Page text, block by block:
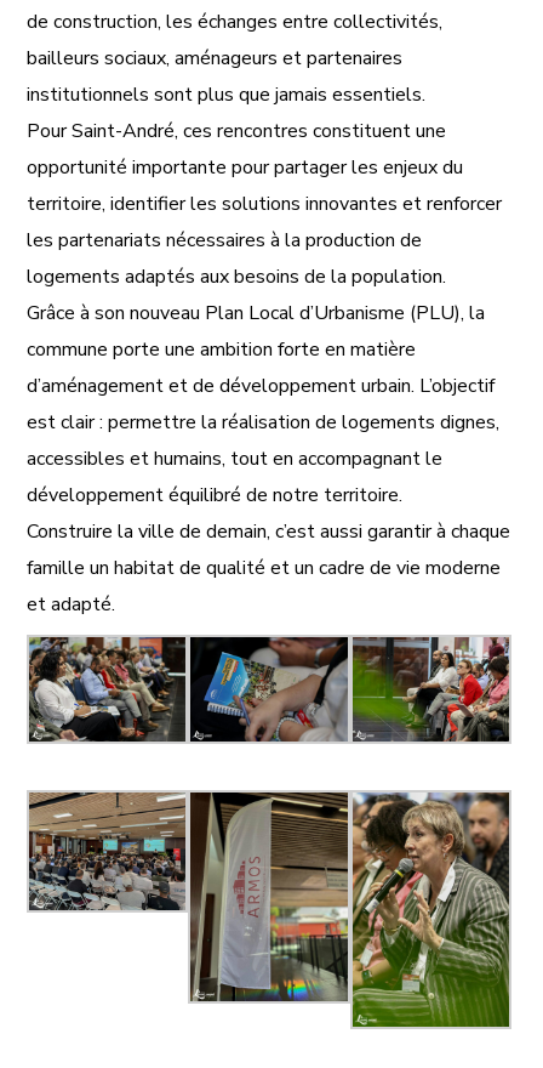
de construction, les échanges entre collectivités,
bailleurs sociaux, aménageurs et partenaires
institutionnels sont plus que jamais essentiels.
Pour Saint-André, ces rencontres constituent une
opportunité importante pour partager les enjeux du
territoire, identifier les solutions innovantes et renforcer
les partenariats nécessaires à la production de
logements adaptés aux besoins de la population.
Grâce à son nouveau Plan Local d’Urbanisme (PLU), la
commune porte une ambition forte en matière
d’aménagement et de développement urbain. L’objectif
est clair : permettre la réalisation de logements dignes,
accessibles et humains, tout en accompagnant le
développement équilibré de notre territoire.
Construire la ville de demain, c’est aussi garantir à chaque
famille un habitat de qualité et un cadre de vie moderne
et adapté.